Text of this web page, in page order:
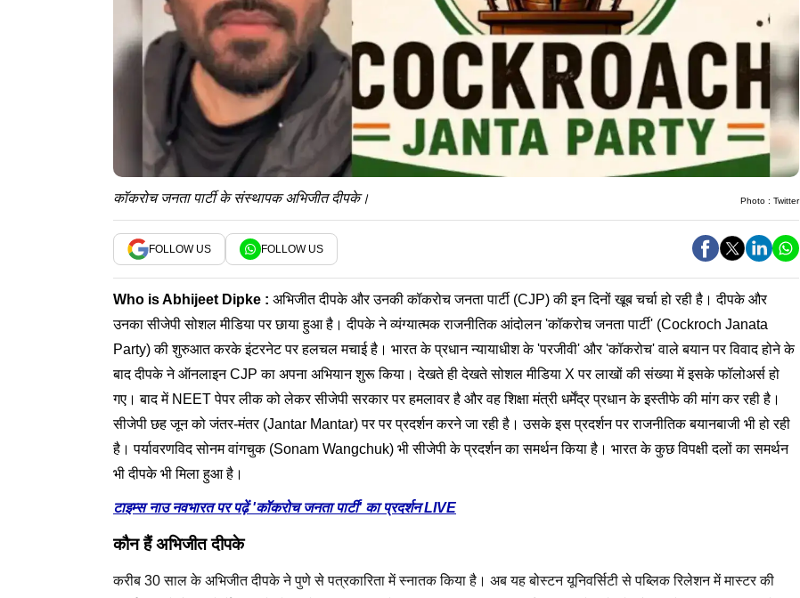
कॉकरोच जनता पार्टी के संस्थापक अभिजीत दीपके। Photo : Twitter
FOLLOW US FOLLOW US
Who isAbhijeet Dipke : अभिजीत दीपके और उनकी कॉकरोच जनता पार्टी (CJP) की इन दिनों खूब चर्चा हो रही है। दीपके और
उनका सीजेपी सोशल मीडिया पर छाया हुआ है। दीपके ने व्यंग्यात्मक राजनीतिक आंदोलन 'कॉकरोच जनता पार्टी' (Cockroch Janata
Party) की शुरुआत करके इंटरनेट पर हलचल मचाई है। भारत के प्रधान न्यायाधीश के 'परजीवी' और 'कॉकरोच' वाले बयान पर विवाद होने के
बाद दीपके ने ऑनलाइन CJP का अपना अभियान शुरू किया। देखते ही देखते सोशल मीडिया X पर लाखों की संख्या में इसके फॉलोअर्स हो
गए। बाद में NEET पेपर लीक को लेकर सीजेपी सरकार पर हमलावर है और वह शिक्षा मंत्री धर्मेंद्र प्रधान के इस्तीफे की मांग कर रही है।
सीजेपी छह जून को जंतर-मंतर (Jantar Mantar) पर पर प्रदर्शन करने जा रही है। उसके इस प्रदर्शन पर राजनीतिक बयानबाजी भी हो रही
है। पर्यावरणविद सोनम वांगचुक (Sonam Wangchuk) भी सीजेपी के प्रदर्शन का समर्थन किया है। भारत के कुछ विपक्षी दलों का समर्थन
भी दीपके भी मिला हुआ है।
टाइम्स नाउ नवभारत पर पढ़ें 'कॉकरोच जनता पार्टी' का प्रदर्शन LIVE
कौन हैं अभिजीत दीपके
करीब 30 साल के अभिजीत दीपके ने पुणे से पत्रकारिता में स्नातक किया है। अब यह बोस्टन यूनिवर्सिटी से पब्लिक रिलेशन में मास्टर की